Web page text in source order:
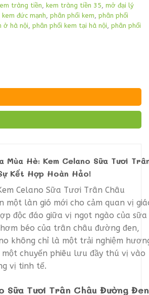
tràng tiền, kem tràng tiền 35, mở đại lý
đức mạnh, phân phối kem, phân phối
ở hà nội, phân phối kem tại hà nội, phân phối
Mùa Hè: Kem Celano Sữa Tươi
Kết Hợp Hoàn Hảo!
Celano Sữa Tươi Trân Châu
một làn gió mới cho cảm quan vị
độc đáo giữa vị ngọt ngào của sữa
béo của trân châu đường đen,
không chỉ là một trải nghiệm
chuyến phiêu lưu đầy thú vị vào
vị tinh tế.
Sữa Tươi Trân Châu Đường Đen